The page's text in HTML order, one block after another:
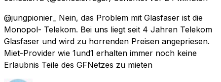
@jungpionier_ Nein, das Problem mit Glasfaser ist die
Monopol- Telekom. Bei uns liegt seit 4 Jahren Telekom
Glasfaser und wird zu horrenden Preisen angepriesen.
Miet-Provider wie 1und1 erhalten immer noch keine
Erlaubnis Teile des GFNetzes zu mieten